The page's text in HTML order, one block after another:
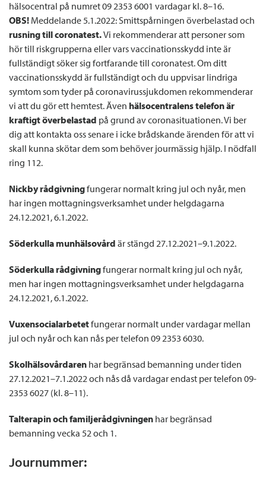
hälsocentral på numret 09 2353 6001 vardagar kl. 8–16.
OBS! Meddelande 5.1.2022: Smittspårningen överbelastad och
rusning till coronatest.Vi rekommenderar att personer som
hör till riskgrupperna eller vars vaccinationsskydd inte är
fullständigt söker sig fortfarande till coronatest. Om ditt
vaccinationsskydd är fullständigt och du uppvisar lindriga
symtom som tyder på coronavirussjukdomen rekommenderar
vi att du gör ett hemtest. Även hälsocentralens telefon är
kraftigt överbelastad på grund av coronasituationen. Vi ber
dig att kontakta oss senare i icke brådskande ärenden för att vi
skall kunna skötar dem som behöver jourmässig hjälp. I nödfall
ring 112.
Nickby rådgivningfungerar normalt kring jul och nyår, men
har ingen mottagningsverksamhet under helgdagarna
24.12.2021, 6.1.2022.
Söderkulla munhälsovård är stängd 27.12.2021–9.1.2022.
Söderkulla rådgivningfungerar normalt kring jul och nyår,
men har ingen mottagningsverksamhet under helgdagarna
24.12.2021, 6.1.2022.
Vuxensocialarbetetfungerar normalt under vardagar mellan
jul och nyår och kan nås per telefon 09 2353 6030.
Skolhälsovårdaren har begränsad bemanning under tiden
27.12.2021–7.1.2022 och nås då vardagar endast per telefon 09-
2353 6027 (kl. 8–11).
Talterapin och familjerådgivningen har begränsad
bemanning vecka 52 och 1.
Journummer: